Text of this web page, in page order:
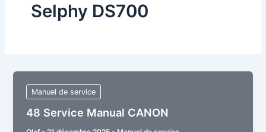
Selphy DS700
Manuel de service
48 Service Manual CANON